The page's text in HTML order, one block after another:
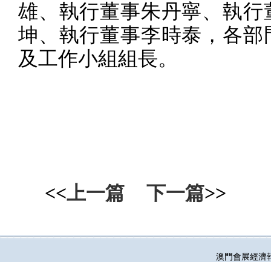
雄、執行董事朱丹寧、執行
坤、執行董事李時泰，各部
及工作小組組長。
<<上一篇 下一篇>>
澳門會展經